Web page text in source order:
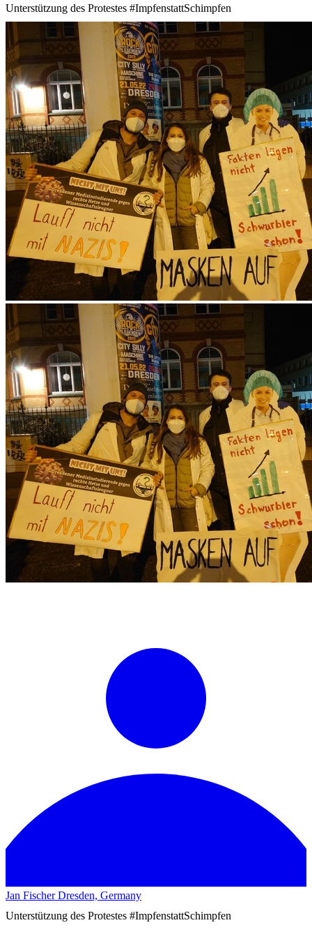
Unterstützung des Protestes #ImpfenstattSchimpfen
Jan Fischer Dresden, Germany
Unterstützung des Protestes #ImpfenstattSchimpfen